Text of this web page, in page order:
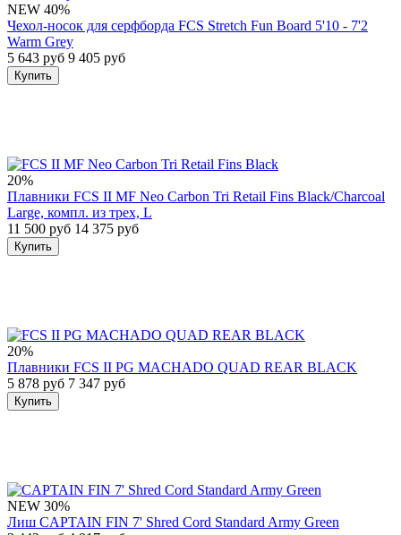
NEW 40%
Чехол-носок для серфборда FCS Stretch Fun Board 5'10 - 7'2
Warm Grey
5 643 руб 9 405 руб
Купить
20%
Плавники FCS II MF Neo Carbon Tri Retail Fins Black/Charcoal
Large, компл. из трех, L
11 500 руб 14 375 руб
Купить
20%
Плавники FCS II PG MACHADO QUAD REAR BLACK
5 878 руб 7 347 руб
Купить
NEW 30%
Лиш CAPTAIN FIN 7' Shred Cord Standard Army Green